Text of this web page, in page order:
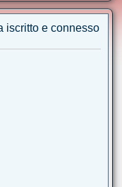
a
iscritto e connesso